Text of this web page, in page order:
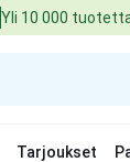
Yli 10 000
Tarjoukset